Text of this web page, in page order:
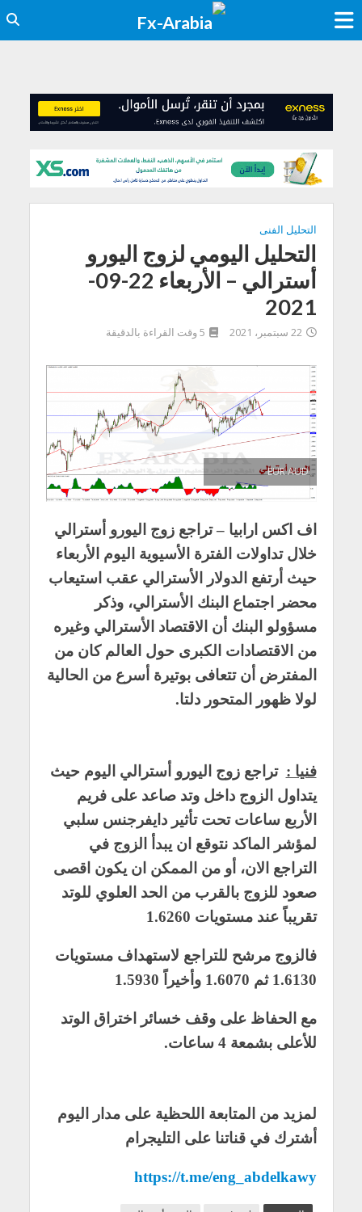
التحليل الفنى
التحليل اليومي لزوج اليورو
أسترالي – الأربعاء 22-09-
2021
22 سبتمبر، 2021 5 وقت القراءة بالدقيقة
EUR AUD
اف اكس ارابيا – تراجع زوج اليورو أسترالي
خلال تداولات الفترة الأسيوية اليوم الأربعاء
حيث أرتفع الدولار الأسترالي عقب استيعاب
محضر اجتماع البنك الأسترالي، وذكر
مسؤولو البنك أن الاقتصاد الأسترالي وغيره
من الاقتصادات الكبرى حول العالم كان من
المفترض أن تتعافى بوتيرة أسرع من الحالية
لولا ظهور المتحور دلتا.
فنيا : تراجع زوج اليورو أسترالي اليوم حيث
يتداول الزوج داخل وتد صاعد على فريم
الأربع ساعات تحت تأثير دايفرجنس سلبي
لمؤشر الماكد نتوقع ان يبدأ الزوج في
التراجع الان، أو من الممكن ان يكون اقصى
صعود للزوج بالقرب من الحد العلوي للوتد
تقريباً عند مستويات 1.6260
فالزوج مرشح للتراجع لاستهداف مستويات
1.6130 ثم 1.6070 وأخيراً 1.5930
مع الحفاظ على وقف خسائر اختراق الوتد
للأعلى بشمعة 4 ساعات.
لمزيد من المتابعة اللحظية على مدار اليوم
أشترك في قناتنا على التليجرام
https://t.me/eng_abdelkawy